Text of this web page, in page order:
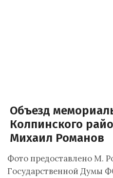
Объезд
Колпинского
Михаил Романов
Фото предоставлено М.
Государственной Думы